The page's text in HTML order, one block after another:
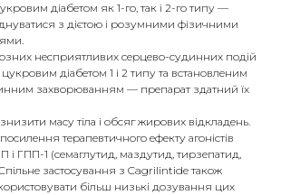
діабетом як 1-го, так і 2-го типу —
з дієтою і розумними фізичними
несприятливих серцево-судинних подій
діабетом 1 і 2 типу та встановленим
захворюванням — препарат здатний їх
знизити масу тіла і обсяг жирових відкладень.
терапевтичного ефекту агоністів
і ГПП-1 (семаглутид, маздутид, тирзепатид,
застосування з Cagrilintide також
більш низькі дозування цих